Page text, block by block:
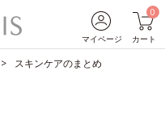
マイページ
0
カート
スキンケアのまとめ